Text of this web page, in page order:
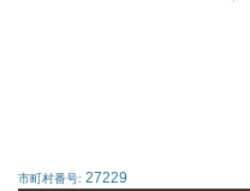
市町村番号: 27229